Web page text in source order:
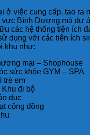
ở việc cung cấp, tạo ra
Bình Dương mà dự
các hệ thống tiện ích
dụng với các tiện ích
khu như:
mại – Shophouse
sức khỏe GYM – SPA
trẻ em
Khu đi bộ
dục
cộng đồng